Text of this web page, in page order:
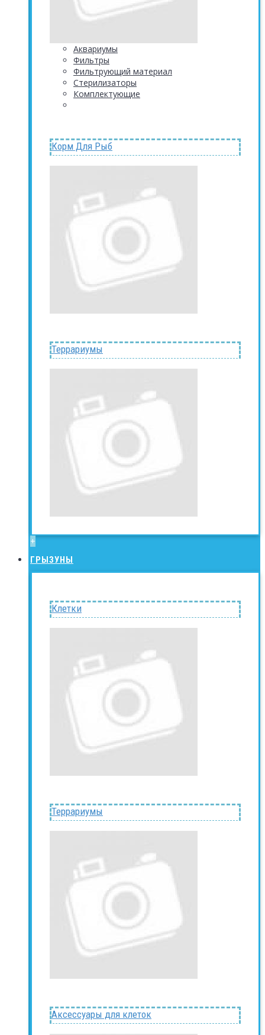
Аквариумы
Фильтры
Фильтрующий материал
Стерилизаторы
Комплектующие
Корм Для Рыб
Террариумы
+
ГРЫЗУНЫ
Клетки
Террариумы
Аксессуары для клеток